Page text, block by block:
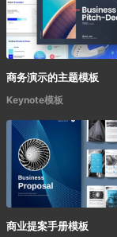
商务演示的主题模板
Keynote模板
商业提案手册模板